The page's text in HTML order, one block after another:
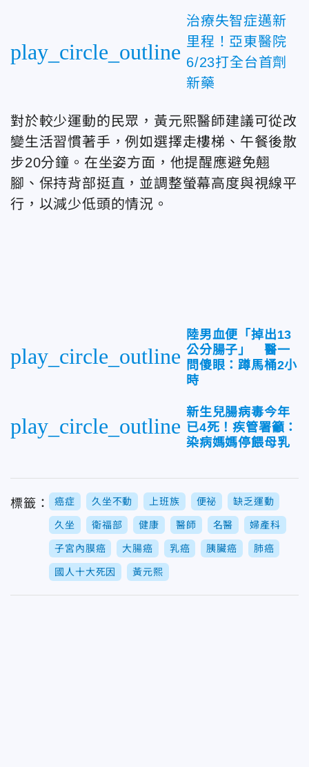
play_circle_outline
治療失智症邁新
里程！亞東醫院
6/23打全台首劑
新藥
對於較少運動的民眾，黃元熙醫師建議可從改
變生活習慣著手，例如選擇走樓梯、午餐後散
步20分鐘。在坐姿方面，他提醒應避免翹
腳、保持背部挺直，並調整螢幕高度與視線平
行，以減少低頭的情況。
play_circle_outline
陸男血便「掉出13
公分腸子」 醫一
問傻眼：蹲馬桶2小
時
play_circle_outline
新生兒腸病毒今年
已4死！疾管署籲：
染病媽媽停餵母乳
標籤： 癌症 久坐不動 上班族 便祕 缺乏運動
久坐 衛福部 健康 醫師 名醫 婦產科
子宮內膜癌 大腸癌 乳癌 胰臟癌 肺癌
國人十大死因 黃元熙